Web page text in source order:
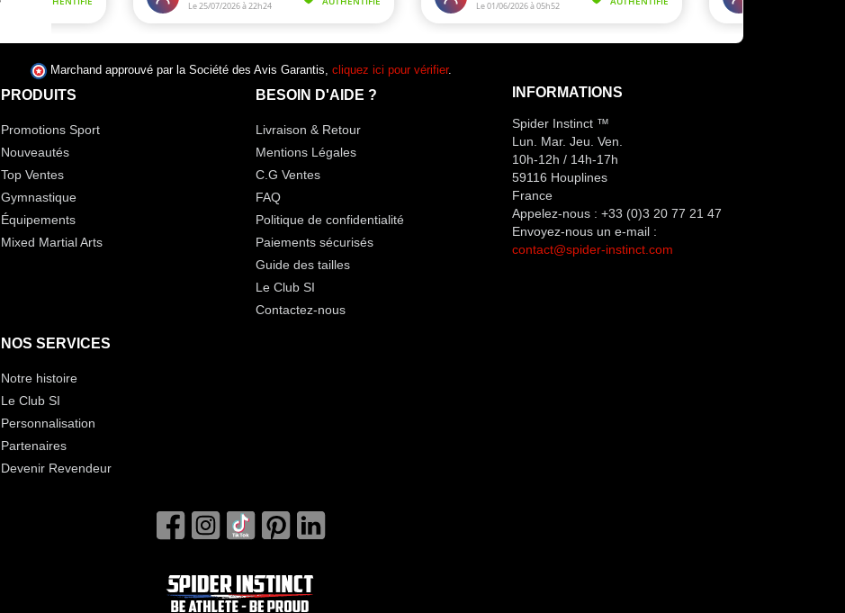
Marchand approuvé par la Société des Avis Garantis, cliquez ici pour vérifier.
PRODUITS
Promotions Sport
Nouveautés
Top Ventes
Gymnastique
Équipements
Mixed Martial Arts
BESOIN D'AIDE ?
Livraison & Retour
Mentions Légales
C.G Ventes
FAQ
Politique de confidentialité
Paiements sécurisés
Guide des tailles
Le Club SI
Contactez-nous
NOS SERVICES
Notre histoire
Le Club SI
Personnalisation
Partenaires
Devenir Revendeur
INFORMATIONS
Spider Instinct ™
Lun. Mar. Jeu. Ven.
10h-12h / 14h-17h
59116 Houplines
France
Appelez-nous : +33 (0)3 20 77 21 47
Envoyez-nous un e-mail :
contact@spider-instinct.com